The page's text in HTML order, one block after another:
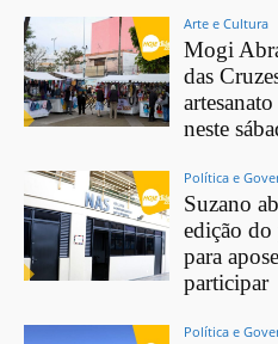
Arte e Cultura
Mogi
das
neste
Política e
Suzano
edição do
para
participar
Política e